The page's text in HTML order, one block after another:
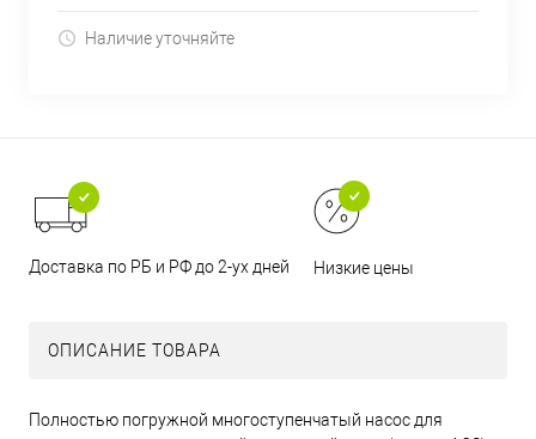
Наличие уточняйте
Доставка по РБ и РФ до 2-ух дней Низкие цены
ОПИСАНИЕ ТОВАРА
Полностью погружной многоступенчатый насос для